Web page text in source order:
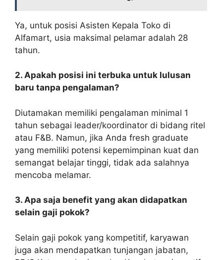
Ya, untuk posisi Asisten Kepala Toko di
Alfamart, usia maksimal pelamar adalah 28
tahun.
2. Apakah posisi ini terbuka untuk lulusan
baru tanpa pengalaman?
Diutamakan memiliki pengalaman minimal 1
tahun sebagai leader/koordinator di bidang ritel
atau F&B. Namun, jika Anda fresh graduate
yang memiliki potensi kepemimpinan kuat dan
semangat belajar tinggi, tidak ada salahnya
mencoba melamar.
3. Apa saja benefit yang akan didapatkan
selain gaji pokok?
Selain gaji pokok yang kompetitif, karyawan
juga akan mendapatkan tunjangan jabatan,